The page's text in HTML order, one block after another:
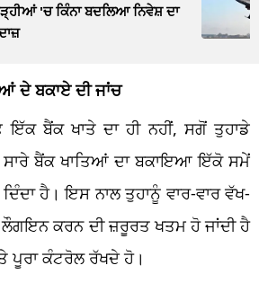
'ਚ ਕਿੰਨਾ ਬਦਲਿਆ ਨਿਵੇਸ਼ ਦਾ
ਦੇ ਬਕਾਏ ਦੀ ਜਾਂਚ
ਇੱਕ ਬੈਂਕ ਖਾਤੇ ਦਾ ਹੀ ਨਹੀਂ, ਸਗੋਂ ਤੁਹਾਡੇ
ਬੈਂਕ ਖਾਤਿਆਂ ਦਾ ਬਕਾਇਆ ਇੱਕੋ ਸਮੇਂ
ਹੈ। ਇਸ ਨਾਲ ਤੁਹਾਨੂੰ ਵਾਰ-ਵਾਰ ਵੱਖ-
ਕਰਨ ਦੀ ਜ਼ਰੂਰਤ ਖਤਮ ਹੋ ਜਾਂਦੀ ਹੈ
ਪੂਰਾ ਕੰਟਰੋਲ ਰੱਖਦੇ ਹੋ।